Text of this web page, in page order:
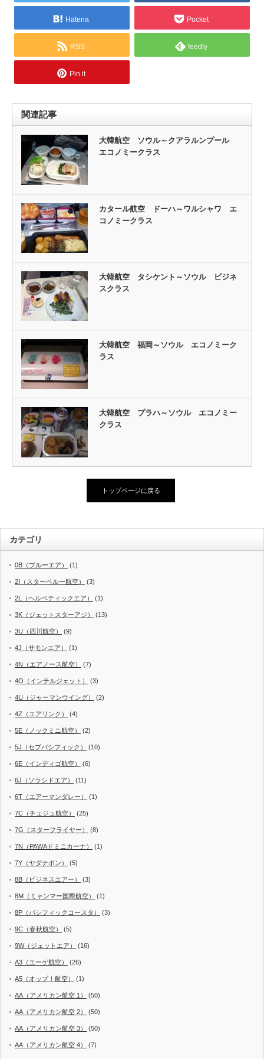
Hatena Pocket
RSS feedly
Pin it
関連記事
大韓航空 ソウル～クアラルンプール
エコノミークラス
カタール航空 ドーハ～ワルシャワ エ
コノミークラス
大韓航空 タシケント～ソウル ビジネ
スクラス
大韓航空 福岡～ソウル エコノミーク
ラス
大韓航空 プラハ～ソウル エコノミー
クラス
トップページに戻る
カテゴリ
0B（ブルーエア） (1)
2I（スターペルー航空） (3)
2L（ヘルベティックエア） (1)
3K（ジェットスターアジ） (13)
3U（四川航空） (9)
4J（サモンエア） (1)
4N（エアノース航空） (7)
4O（インテルジェット） (3)
4U（ジャーマンウイング） (2)
4Z（エアリンク） (4)
5E（ノックミニ航空） (2)
5J（セブパシフィック） (10)
6E（インディゴ航空） (6)
6J（ソラシドエア） (11)
6T（エアーマンダレー） (1)
7C（チェジュ航空） (25)
7G（スターフライヤー） (8)
7N（PAWAドミニカーナ） (1)
7Y（ヤダナポン） (5)
8B（ビジネスエアー） (3)
8M（ミャンマー国際航空） (1)
8P（パシフィックコースタ） (3)
9C（春秋航空） (5)
9W（ジェットエア） (16)
A3（エーゲ航空） (26)
A5（オップ！航空） (1)
AA（アメリカン航空 1） (50)
AA（アメリカン航空 2） (50)
AA（アメリカン航空 3） (50)
AA（アメリカン航空 4） (7)